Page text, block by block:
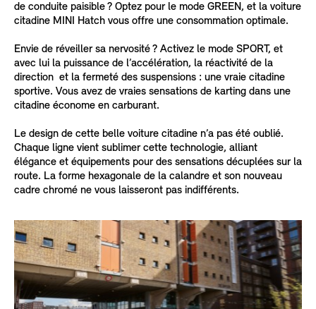
de conduite paisible ? Optez pour le mode GREEN, et la voiture
citadine MINI Hatch vous offre une consommation optimale.
Envie de réveiller sa nervosité ? Activez le mode SPORT, et
avec lui la puissance de l’accélération, la réactivité de la
direction et la fermeté des suspensions : une vraie citadine
sportive. Vous avez de vraies sensations de karting dans une
citadine économe en carburant.
Le design de cette belle voiture citadine n’a pas été oublié.
Chaque ligne vient sublimer cette technologie, alliant
élégance et équipements pour des sensations décuplées sur la
route. La forme hexagonale de la calandre et son nouveau
cadre chromé ne vous laisseront pas indifférents.